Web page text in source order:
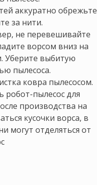
аккуратно обрежьте
за нити.
не перевешивайте
ворсом вниз на
Уберите выбитую
пылесоса.
ковра пылесосом.
робот-пылесос для
производства на
кусочки ворса, в
могут отделяться от